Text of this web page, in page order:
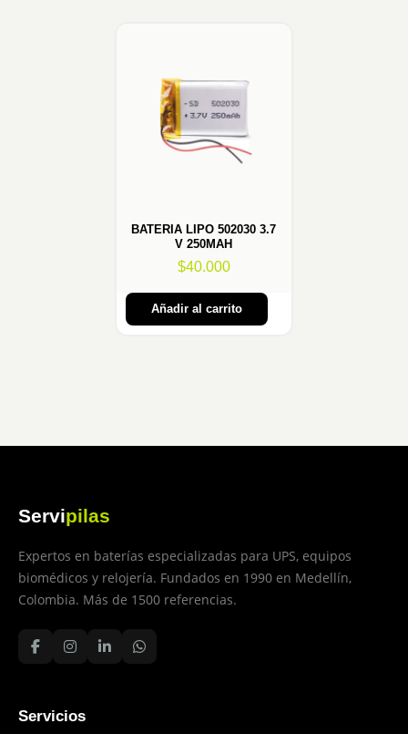
BATERIA LIPO 502030 3.7
V 250MAH
$40.000
Añadir al carrito
Servipilas
Expertos en baterías especializadas para UPS, equipos
biomédicos y relojería. Fundados en 1990 en Medellín,
Colombia. Más de 1500 referencias.
Servicios